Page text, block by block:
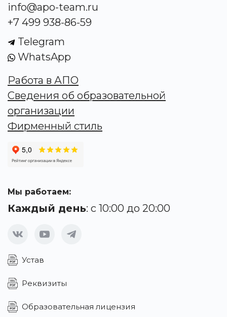
info@apo-team.ru
+7 499 938-86-59
Telegram
WhatsApp
Работа в АПО
Сведения об образовательной
организации
Фирменный стиль
Мы работаем:
Каждый день: с 10:00 до 20:00
Устав
Реквизиты
Образовательная лицензия